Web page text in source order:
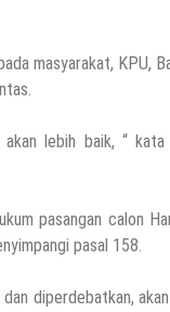
masyarakat, KPU,
akan lebih baik, “
pasangan calon
pasal 158.
diperdebatkan,